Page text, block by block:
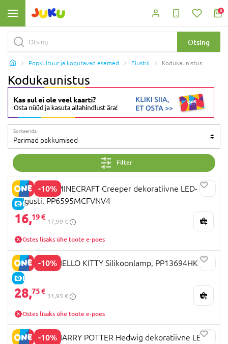
0
Otsing
Popkultuur ja kogutavad esemed Elustiil Kodukaunistus
Kodukaunistus
Sorteerida
Parimad pakkumised
Filter
-10%
E-HIND
PALADONE MINECRAFT Creeper dekoratiivne LED-
valgusti, PP6595MCFVNV4
16,19 €
17,99 €
Ostes lisaks ühe toote e-poes
-10%
E-HIND
PALADONE HELLO KITTY Silikoonlamp, PP13694HK
28,75 €
31,95 €
Ostes lisaks ühe toote e-poes
-10%
PALADONE HARRY POTTER Hedwig dekoratiivne LED-